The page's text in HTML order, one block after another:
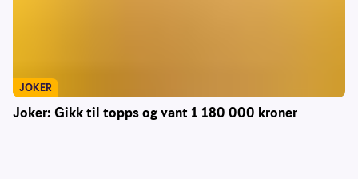
Joker: Gikk til topps og vant 1 180 000 kroner
JOKER